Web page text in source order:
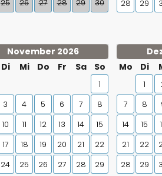
25 26 27 28 29
30
28
29
November 2026
Di Mi Do Fr Sa So
1
3 4 5 6 7
8
10 11 12 13 14
15
17 18 19 20 21
22
24 25 26 27 28 29
Mo
Di
1
7
8
14
15
21
22
28
29